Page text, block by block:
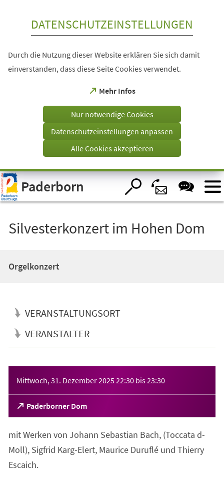
Visuelle
Assistenzsoftware
öffnen.
DATENSCHUTZEINSTELLUNGEN
Durch die Nutzung dieser Website erklären Sie sich damit
einverstanden, dass diese Seite Cookies verwendet.
Mehr Infos
(Öffnet
einem
Tab)
Nur notwendige Cookies
Datenschutzeinstellungen anpassen
Alle Cookies akzeptieren
Paderborn
Silvesterkonzert im Hohen Dom
Orgelkonzert
VERANSTALTUNGSORT
VERANSTALTER
Mittwoch, 31. Dezember 202522:30 bis23:30
Paderborner Dom
(Öffnet
in
neuen
Tab)
mit Werken von Johann Sebastian Bach, (Toccata d-
Moll), Sigfrid Karg-Elert, Maurice Duruflé und Thierry
Escaich.